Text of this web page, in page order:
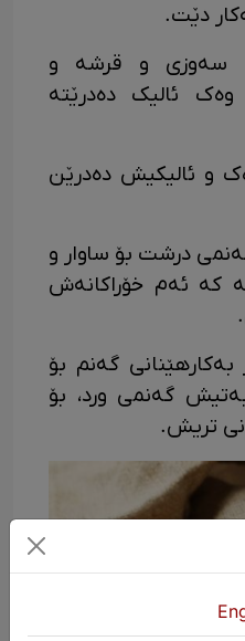
دێت.
سەوزی و قرشە و
ئالیک دەدرێتە
و ئالیکیش دەدرێن
درشت بۆ ساوار و
کە ئەم خۆراکانەش
گەنم بۆ
گەنمی ورد، بۆ
تریش.